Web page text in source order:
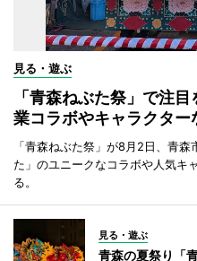
見る・遊ぶ
「青森ねぶた祭」で注
業コラボやキャラクター
「青森ねぶた祭」が8月2日、青
た」のユニークなコラボや人気キ
る。
見る・遊ぶ
青森の夏祭り「